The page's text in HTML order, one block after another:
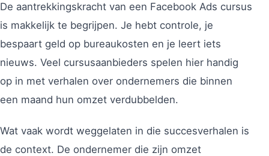
De aantrekkingskracht van een Facebook Ads cursus
is makkelijk te begrijpen. Je hebt controle, je
bespaart geld op bureaukosten en je leert iets
nieuws. Veel cursusaanbieders spelen hier handig
op in met verhalen over ondernemers die binnen
een maand hun omzet verdubbelden.
Wat vaak wordt weggelaten in die succesverhalen is
de context. De ondernemer die zijn omzet